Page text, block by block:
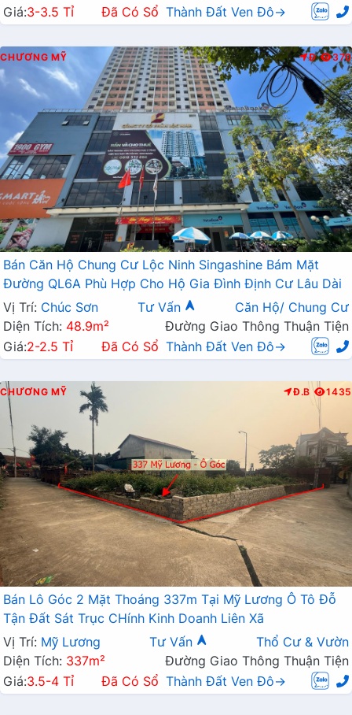
Giá:3-3.5 Tỉ Đã Có Sổ Thành Đất Ven Đô→
CHƯƠNG MỸ Đ 370
Bán Căn Hộ Chung Cư Lộc Ninh Singashine Bám Mặt
Đường QL6A Phù Hợp Cho Hộ Gia Đình Định Cư Lâu Dài
Vị Trí: Chúc Sơn Tư Vấn
Căn Hộ/ Chung Cư
Diện Tích: 48.9m²
Đường Giao Thông Thuận Tiện
Giá:2-2.5 Tỉ Đã Có Sổ Thành Đất Ven Đô→
CHƯƠNG MỸ Đ.B 1435
Bán Lô Góc 2 Mặt Thoáng 337m Tại Mỹ Lương Ô Tô Đỗ
Tận Đất Sát Trục CHính Kinh Doanh Liên Xã
Vị Trí: Mỹ Lương Tư Vấn
Thổ Cư & Vườn
Diện Tích: 337m²
Đường Giao Thông Thuận Tiện
Giá:3.5-4 Tỉ Đã Có Sổ Thành Đất Ven Đô→